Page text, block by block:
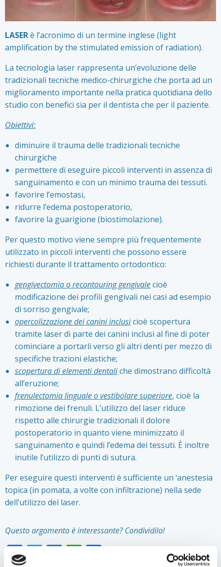
LASERè l’acronimo di un termine inglese (light
amplification by the stimulated emission of radiation).
La tecnologia laser rappresenta un’evoluzione delle
tradizionali tecniche medico-chirurgiche che porta ad un
miglioramento importante nella pratica quotidiana dello
studio con benefici sia per il dentista che per il paziente.
Obiettivi:
diminuire il trauma delle tradizionali tecniche
chirurgiche
permettere di eseguire piccoli interventi in assenza di
sanguinamento e con un minimo trauma dei tessuti.
favorire l’emostasi,
ridurre l’edema postoperatorio,
favorire la guarigione (biostimolazione).
Per questo motivo viene sempre più frequentemente
utilizzato in piccoli interventi che possono essere
richiesti durante il trattamento ortodontico:
gengivectomia o recontouring gengivalecioè
modificazione dei profili gengivali nei casi ad esempio
di sorriso gengivale;
opercolizzazione dei canini inclusicioè scopertura
tramite laser di parte dei canini inclusi al fine di poter
cominciare a portarli verso gli altri denti per mezzo di
specifiche trazioni elastiche;
scopertura di elementi dentaliche dimostrano difficoltà
all’eruzione;
frenulectomia linguale o vestibolare superiore, cioè la
rimozione dei frenuli. L’utilizzo del laser riduce
rispetto alle chirurgie tradizionali il dolore
postoperatorio in quanto viene minimizzato il
sanguinamento e quindi l’edema dei tessuti. È inoltre
inutile l’utilizzo di punti di sutura.
Per eseguire questi interventi è sufficiente un ‘anestesia
topica (in pomata, a volte con infiltrazione) nella sede
dell’utilizzo del laser.
Questo argomento è interessante? Condividilo!
Facebook
Twitter
LinkedIn
WhatsApp
Condividi